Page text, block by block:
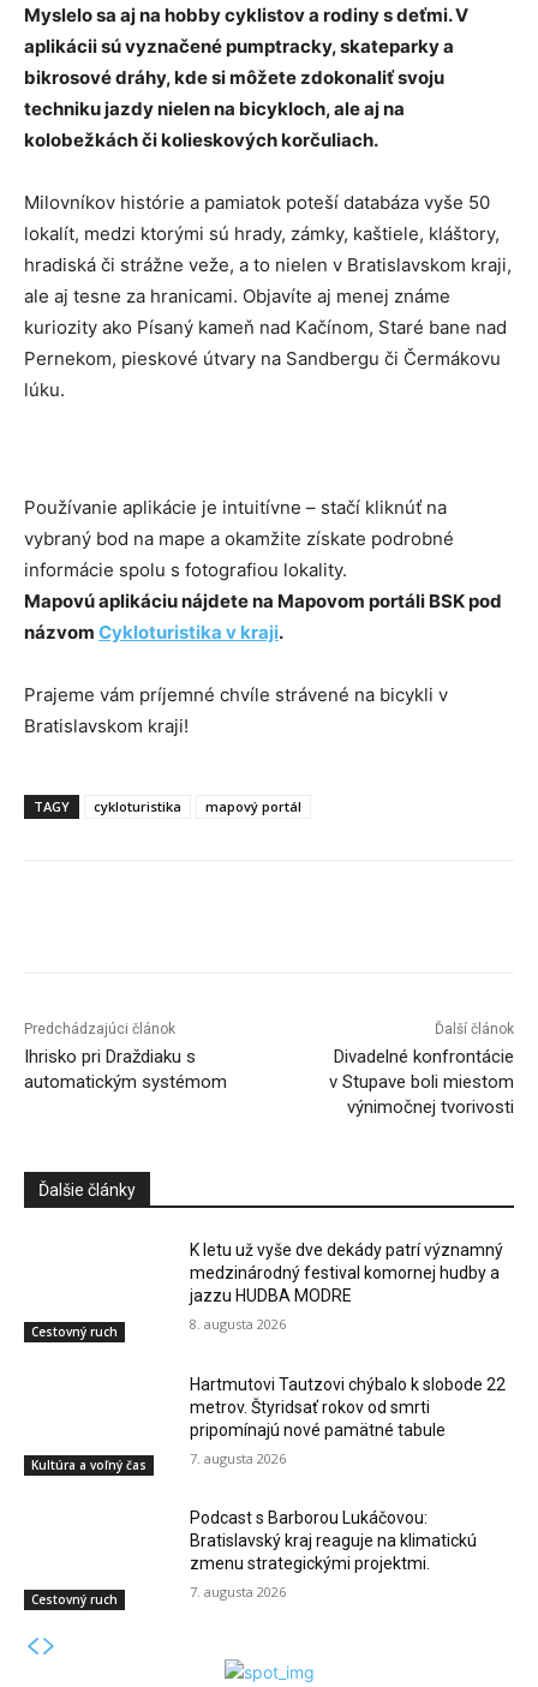
Myslelo sa aj na hobby cyklistov a rodiny s deťmi. V
aplikácii sú vyznačené pumptracky, skateparky a
bikrosové dráhy, kde si môžete zdokonaliť svoju
techniku jazdy nielen na bicykloch, ale aj na
kolobežkách či kolieskových korčuliach.
Milovníkov histórie a pamiatok poteší databáza vyše 50
lokalít, medzi ktorými sú hrady, zámky, kaštiele, kláštory,
hradiská či strážne veže, a to nielen v Bratislavskom kraji,
ale aj tesne za hranicami. Objavíte aj menej známe
kuriozity ako Písaný kameň nad Kačínom, Staré bane nad
Pernekom, pieskové útvary na Sandbergu či Čermákovu
lúku.
Používanie aplikácie je intuitívne – stačí kliknúť na
vybraný bod na mape a okamžite získate podrobné
informácie spolu s fotografiou lokality.
Mapovú aplikáciu nájdete na Mapovom portáli BSK pod
názvom Cykloturistika v kraji.
Prajeme vám príjemné chvíle strávené na bicykli v
Bratislavskom kraji!
TAGY cykloturistika mapový portál
Predchádzajúci článok
Ihrisko pri Draždiaku s
automatickým systémom
Ďalší článok
Divadelné konfrontácie
v Stupave boli miestom
výnimočnej tvorivosti
Ďalšie články
Cestovný ruch
K letu už vyše dve dekády patrí významný
medzinárodný festival komornej hudby a
jazzu HUDBA MODRE
8. augusta 2026
Kultúra a voľný čas
Hartmutovi Tautzovi chýbalo k slobode 22
metrov. Štyridsať rokov od smrti
pripomínajú nové pamätné tabule
7. augusta 2026
Cestovný ruch
Podcast s Barborou Lukáčovou:
Bratislavský kraj reaguje na klimatickú
zmenu strategickými projektmi.
7. augusta 2026